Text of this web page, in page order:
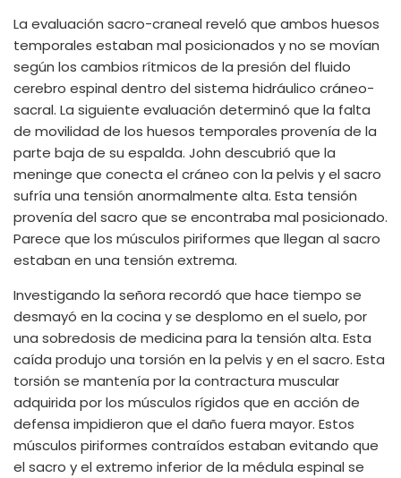
La evaluación sacro-craneal reveló que ambos huesos
temporales estaban mal posicionados y no se movían
según los cambios rítmicos de la presión del fluido
cerebro espinal dentro del sistema hidráulico cráneo-
sacral. La siguiente evaluación determinó que la falta
de movilidad de los huesos temporales provenía de la
parte baja de su espalda. John descubrió que la
meninge que conecta el cráneo con la pelvis y el sacro
sufría una tensión anormalmente alta. Esta tensión
provenía del sacro que se encontraba mal posicionado.
Parece que los músculos piriformes que llegan al sacro
estaban en una tensión extrema.
Investigando la señora recordó que hace tiempo se
desmayó en la cocina y se desplomo en el suelo, por
una sobredosis de medicina para la tensión alta. Esta
caída produjo una torsión en la pelvis y en el sacro. Esta
torsión se mantenía por la contractura muscular
adquirida por los músculos rígidos que en acción de
defensa impidieron que el daño fuera mayor. Estos
músculos piriformes contraídos estaban evitando que
el sacro y el extremo inferior de la médula espinal se